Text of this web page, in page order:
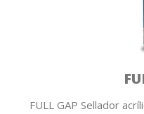
FULL GAP Sellador